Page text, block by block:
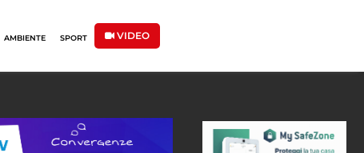
AMBIENTE SPORT VIDEO